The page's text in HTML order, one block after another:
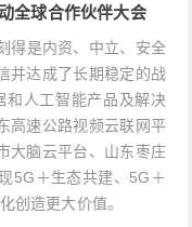
全球合作伙伴大会
得是内资、中立、安全
并达成了长期稳定的战
和人工智能产品及解决
高速公路视频云联网平
大脑云平台、山东枣庄
5G＋生态共建、5G＋
创造更大价值。